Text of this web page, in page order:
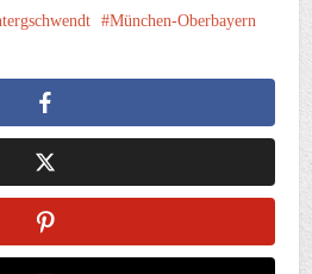
München-Oberbayern